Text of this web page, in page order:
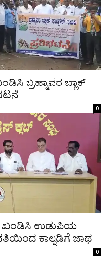
ಬ್ರಹ್ಮಾವರ ಬ್ಲಾಕ್
0
ಖಂಡಿಸಿ ಉಡುಪಿಯ
ಕಾಲ್ನಡಿಗೆ ಜಾಥ
0